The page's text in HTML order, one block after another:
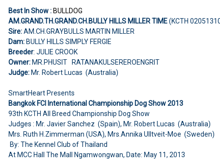
Best In Show :BULLDOG
AM.GRAND.TH.GRAND.CH.BULLY HILLS MILLER TIME(KCTH
Sire:AM.CH.GRAYBULLS MARTIN MILLER
Dam:BULLY HILLS SIMPLY FERGIE
Breeder: JULIE CROOK
Owner:MR.PHUSIT RATANAKULSEREROENGRIT
Judge:Mr. Robert Lucas (Australia)
SmartHeart Presents
Bangkok FCI International Championship Dog Show 2013
93th KCTH All Breed Championship Dog Show
Judges : Mr. Javier Sanchez (Spain), Mr. Robert Lucas (Australia)
Mrs. Ruth H.Zimmerman (USA), Mrs.Annika Ulltveit-Moe (Sweden)
By: The Kennel Club of Thailand
At MCC Hall The Mall Ngamwongwan, Date: May 11, 2013